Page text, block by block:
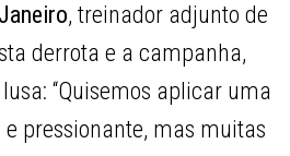
, treinador adjunto de
derrota e a campanha,
“Quisemos aplicar uma
pressionante, mas muitas